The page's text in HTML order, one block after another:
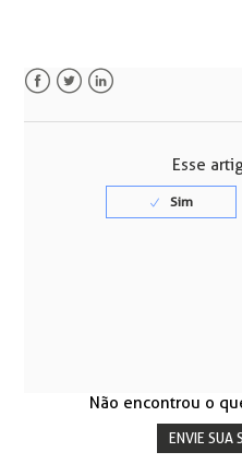
Esse
Não encontrou o
ENVIE SUA